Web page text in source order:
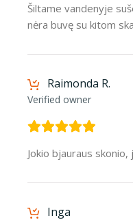
Šiltame vandenyje
nėra buvę su kitom
Raimonda R.
Verified owner
Jokio bjauraus
Inga